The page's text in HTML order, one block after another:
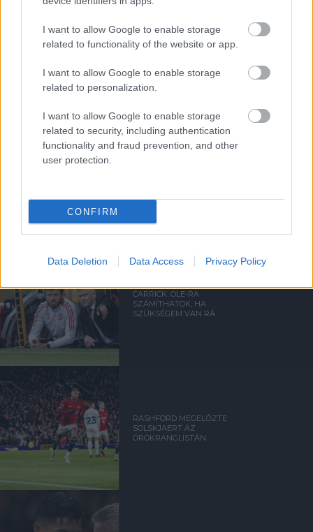
I want to allow Google to enable storage
related to functionality of the website or app.
I want to allow Google to enable storage
related to personalization.
I want to allow Google to enable storage
related to security, including authentication
functionality and fraud prevention, and other
user protection.
CONFIRM
Data Deletion Data Access Privacy Policy
OLE GUNNAR SOLSKJAER
CARRICK: OLE-RA
SZÁMÍTHATOK, HA
SZÜKSÉGEM VAN RÁ
RASHFORD MEGELŐZTE
SOLSKJAERT AZ
ÖRÖKRANGLISTÁN